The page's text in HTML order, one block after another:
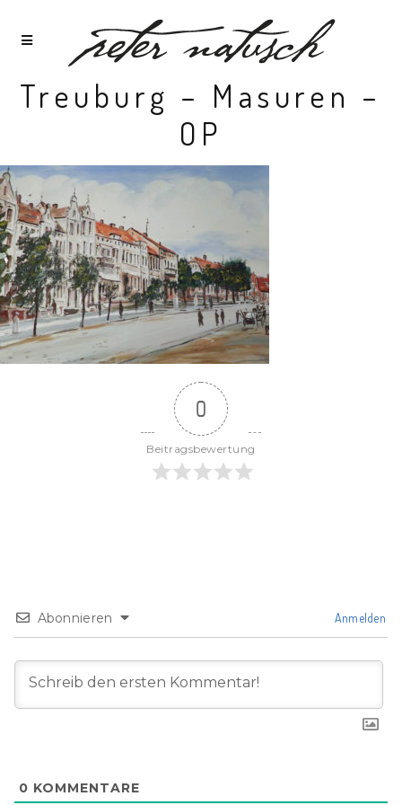
Treuburg – Masuren –
OP
0
Beitragsbewertung
Abonnieren Anmelden
0 KOMMENTARE